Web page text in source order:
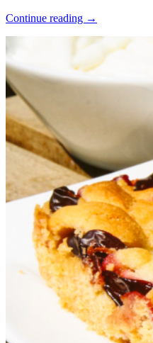
Continue reading “Leberkäsjunkie
Rita
Falk”
→